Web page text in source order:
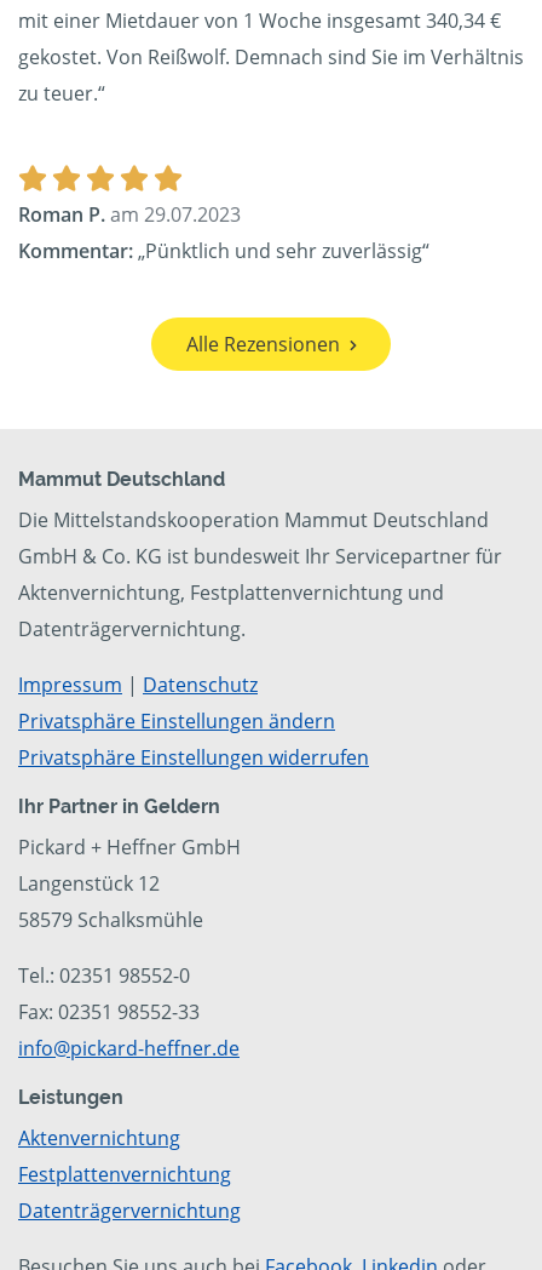
mit einer Mietdauer von 1 Woche insgesamt 340,34 €
gekostet. Von Reißwolf. Demnach sind Sie im Verhältnis
zu teuer.“
Roman P.am 29.07.2023
Kommentar:„Pünktlich und sehr zuverlässig“
Alle Rezensionen
Mammut Deutschland
Die Mittelstandskooperation Mammut Deutschland
GmbH & Co. KG ist bundesweit Ihr Servicepartner für
Aktenvernichtung, Festplattenvernichtung und
Datenträgervernichtung.
Impressum | Datenschutz
Privatsphäre Einstellungen ändern
Privatsphäre Einstellungen widerrufen
Ihr Partner in Geldern
Pickard + Heffner GmbH
Langenstück 12
58579 Schalksmühle
Tel.: 02351 98552-0
Fax: 02351 98552-33
info@pickard-heffner.de
Leistungen
Aktenvernichtung
Festplattenvernichtung
Datenträgervernichtung